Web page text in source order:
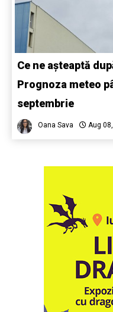
Ce ne așteaptă
Prognoza meteo
septembrie
Oana Sava Aug